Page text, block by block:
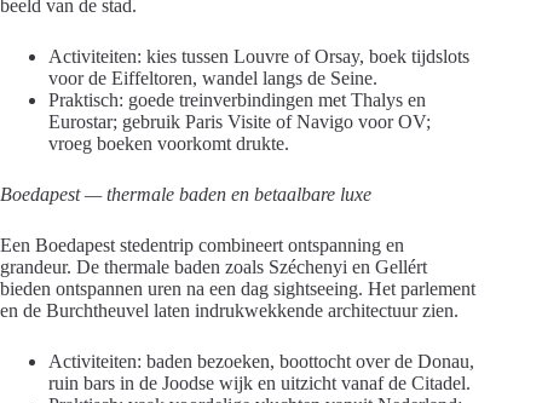
beeld van de stad.
Activiteiten: kies tussen Louvre of Orsay, boek tijdslots
voor de Eiffeltoren, wandel langs de Seine.
Praktisch: goede treinverbindingen met Thalys en
Eurostar; gebruik Paris Visite of Navigo voor OV;
vroeg boeken voorkomt drukte.
Boedapest — thermale baden en betaalbare luxe
Een Boedapest stedentrip combineert ontspanning en
grandeur. De thermale baden zoals Széchenyi en Gellért
bieden ontspannen uren na een dag sightseeing. Het parlement
en de Burchtheuvel laten indrukwekkende architectuur zien.
Activiteiten: baden bezoeken, boottocht over de Donau,
ruin bars in de Joodse wijk en uitzicht vanaf de Citadel.